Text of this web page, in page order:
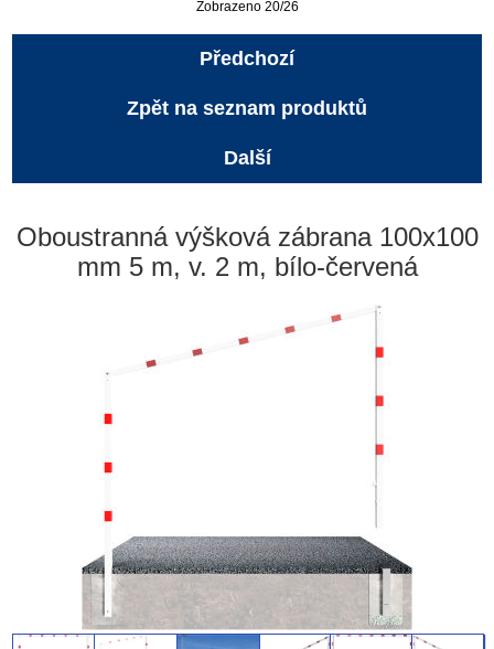
Zobrazeno 20/26
Předchozí
Zpět na seznam produktů
Další
Oboustranná výšková zábrana 100x100
mm 5 m, v. 2 m, bílo-červená